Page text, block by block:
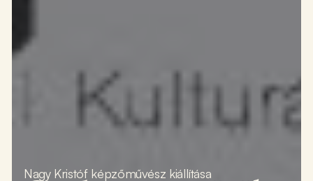
Nagy Kristóf képzőművész kiállítása